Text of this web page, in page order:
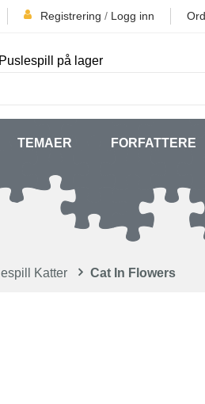
Registrering / Logg inn
Puslespill på lager
TEMAER FORFATTERE
Katter Cat In Flowers